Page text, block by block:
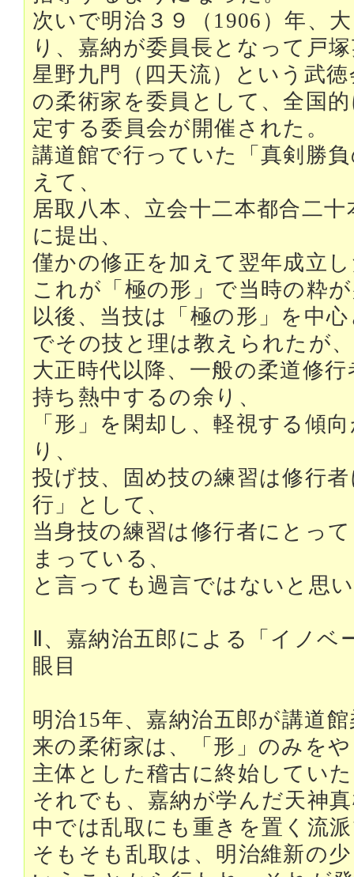
次いで明治３９（1906）年、
り、嘉納が委員長となって戸
星野九門（四天流）という武
の柔術家を委員として、全国
定する委員会が開催された。
講道館で行っていた「真剣勝
えて、
居取八本、立会十二本都合二
に提出、
僅かの修正を加えて翌年成立
これが「極の形」で当時の粋
以後、当技は「極の形」を中
でその技と理は教えられたが、
大正時代以降、一般の柔道修
持ち熱中するの余り、
「形」を閑却し、軽視する傾
り、
投げ技、固め技の練習は修行
行」として、
当身技の練習は修行者にとっ
まっている、
と言っても過言ではないと思
Ⅱ、嘉納治五郎による「イノ
眼目
明治15年、嘉納治五郎が講道
来の柔術家は、「形」のみを
主体とした稽古に終始してい
それでも、嘉納が学んだ天神
中では乱取にも重きを置く流
そもそも乱取は、明治維新の